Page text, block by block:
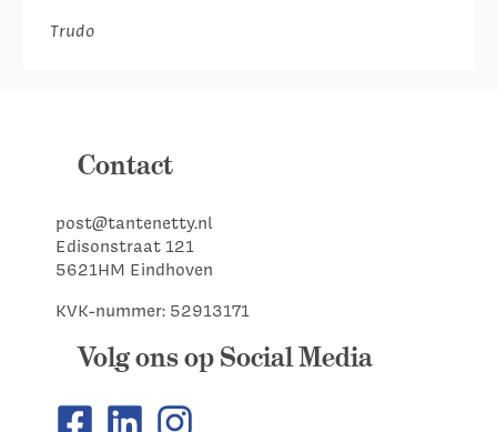
Trudo
Contact
post@tantenetty.nl
Edisonstraat 121
5621HM Eindhoven
KVK-nummer: 52913171
Volg ons op Social Media